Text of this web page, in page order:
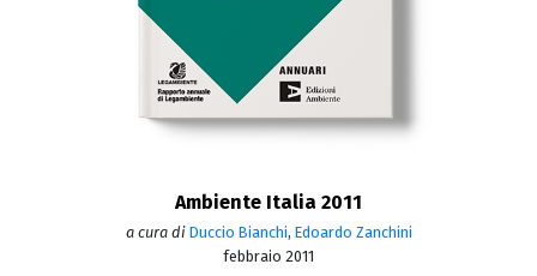
Ambiente Italia 2011
a cura di Duccio Bianchi, Edoardo Zanchini
febbraio 2011